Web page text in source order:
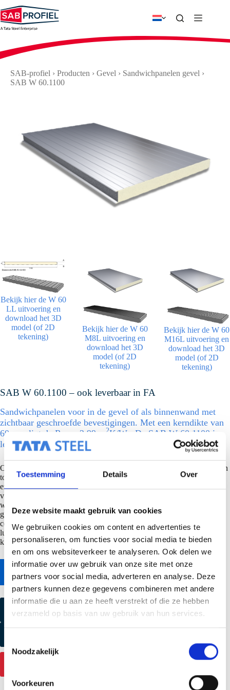
Toestemming Details Over
Deze website maakt gebruik van cookies
We gebruiken cookies om content en advertenties te
personaliseren, om functies voor social media te bieden
en om ons websiteverkeer te analyseren. Ook delen we
informatie over uw gebruik van onze site met onze
partners voor social media, adverteren en analyse. Deze
partners kunnen deze gegevens combineren met andere
informatie die u aan ze heeft verstrekt of die ze hebben
verzameld op basis van uw gebruik van hun services.
o
s
Noodzakelijk
Voorkeuren
naar
de
inhoud
SAB-profiel › Producten › Gevel › Sandwichpanelen gevel ›
SAB W 60.1100
Bekijk hier de W 60
LL uitvoering en
download het 3D
model (of 2D
tekening)
Bekijk hier de W 60
M8L uitvoering en
download het 3D
model (of 2D
tekening)
Bekijk hier de W 60
M16L uitvoering en
download het 3D
model (of 2D
tekening)
SAB W 60.1100 – ook leverbaar in FA
Sandwichpanelen voor in de gevel of als binnenwand met
zichtbaar geschroefde bevestigingen. Met een kerndikte van
60 mm ligt de Rc op 2,99 m
2K/W . De SAB W 60.1100 is
leverbaar in FM Approved. Werkbreedte is 1100 mm.
Onze sandwichpanelen kunnen zowel verticaal als horizontaal worden
toegepast en zijn verkrijgbaar in 3 verschillende liniëringen: LL, M8L
en M16L. r. Voor de nieuwe fabriek in Geldermalsen is het ontwerp
volledig geoptimaliseerd. De voeg is geoptimaliseerd op brand en
wind- en waterdichtheid en de bouwbreedte is op veler verzoek
gewijzigd naar 1100 mm. Het dichtband in de voeg is eenvoudig te
comprimeren en biedt bij een minimale compressie een uitstekende
luchtdichtheid. Voor toepassingen in de voedselverwerkende industrie
kunnen de panelen voorzien worden van een foodsafe coating.
Naar online bestekservice
Kleurmonster aanvragen